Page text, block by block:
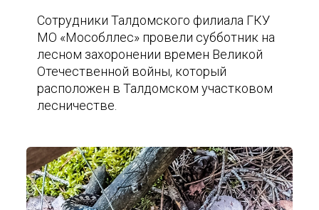
Сотрудники Талдомского филиала ГКУ
МО «Мособллес» провели субботник на
лесном захоронении времен Великой
Отечественной войны, который
расположен в Талдомском участковом
лесничестве.